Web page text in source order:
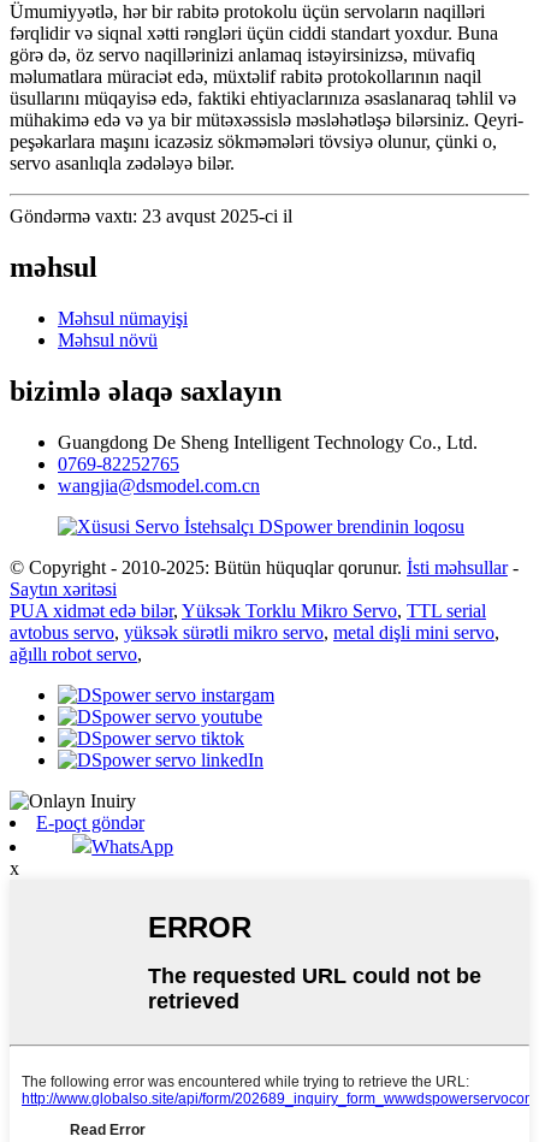
Ümumiyyətlə, hər bir rabitə protokolu üçün servoların naqilləri
fərqlidir və siqnal xətti rəngləri üçün ciddi standart yoxdur. Buna
görə də, öz servo naqillərinizi anlamaq istəyirsinizsə, müvafiq
məlumatlara müraciət edə, müxtəlif rabitə protokollarının naqil
üsullarını müqayisə edə, faktiki ehtiyaclarınıza əsaslanaraq təhlil və
mühakimə edə və ya bir mütəxəssislə məsləhətləşə bilərsiniz. Qeyri-
peşəkarlara maşını icazəsiz sökməmələri tövsiyə olunur, çünki o,
servo asanlıqla zədələyə bilər.
Göndərmə vaxtı: 23 avqust 2025-ci il
məhsul
Məhsul nümayişi
Məhsul növü
bizimlə əlaqə saxlayın
Guangdong De Sheng Intelligent Technology Co., Ltd.
0769-82252765
wangjia@dsmodel.com.cn
© Copyright - 2010-2025: Bütün hüquqlar qorunur. İsti məhsullar-
Saytın xəritəsi
PUA xidmət edə bilər, Yüksək Torklu Mikro Servo, TTL serial
avtobus servo, yüksək sürətli mikro servo, metal dişli mini servo,
ağıllı robot servo,
E-poçt göndər
WhatsApp
x